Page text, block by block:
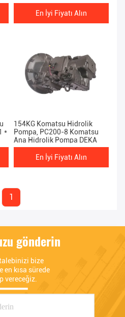
En İyi Fiyatı Alın
*
154KG Komatsu Hidrolik
Pompa, PC200-8 Komatsu
Ana Hidrolik Pompa DEKA
En İyi Fiyatı Alın
1
gönderin
bize
en kısa sürede
vereceğiz.